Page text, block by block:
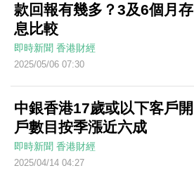
款回報有幾多？3及6個月存
息比較
即時新聞 香港財經
2025/05/06 07:30
中銀香港17歲或以下客戶開
戶數目按季漲近六成
即時新聞 香港財經
2025/04/14 04:27